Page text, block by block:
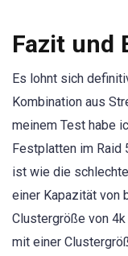
Fazit und
Es lohnt sich
Kombination aus
meinem Test habe
Festplatten im Raid
ist wie die
einer Kapazität von
Clustergröße von
mit einer